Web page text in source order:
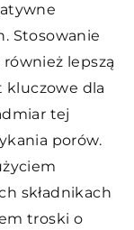
Stosowanie
lepszą
kluczowe dla
tej
porów.
składnikach
troski o